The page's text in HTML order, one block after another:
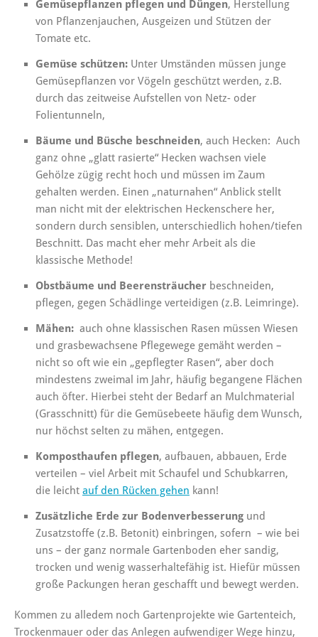
Gemüsepflanzen pflegen und Düngen, Herstellung
von Pflanzenjauchen, Ausgeizen und Stützen der
Tomate etc.
Gemüse schützen: Unter Umständen müssen junge
Gemüsepflanzen vor Vögeln geschützt werden, z.B.
durch das zeitweise Aufstellen von Netz- oder
Folientunneln,
Bäume und Büsche beschneiden, auch Hecken: Auch
ganz ohne „glatt rasierte“ Hecken wachsen viele
Gehölze zügig recht hoch und müssen im Zaum
gehalten werden. Einen „naturnahen“ Anblick stellt
man nicht mit der elektrischen Heckenschere her,
sondern durch sensiblen, unterschiedlich hohen/tiefen
Beschnitt. Das macht eher mehr Arbeit als die
klassische Methode!
Obstbäume und Beerensträucher beschneiden,
pflegen, gegen Schädlinge verteidigen (z.B. Leimringe).
Mähen: auch ohne klassischen Rasen müssen Wiesen
und grasbewachsene Pflegewege gemäht werden –
nicht so oft wie ein „gepflegter Rasen“, aber doch
mindestens zweimal im Jahr, häufig begangene Flächen
auch öfter. Hierbei steht der Bedarf an Mulchmaterial
(Grasschnitt) für die Gemüsebeete häufig dem Wunsch,
nur höchst selten zu mähen, entgegen.
Komposthaufen pflegen, aufbauen, abbauen, Erde
verteilen – viel Arbeit mit Schaufel und Schubkarren,
die leicht auf den Rücken gehen kann!
Zusätzliche Erde zur Bodenverbesserung und
Zusatzstoffe (z.B. Betonit) einbringen, sofern – wie bei
uns – der ganz normale Gartenboden eher sandig,
trocken und wenig wasserhaltefähig ist. Hiefür müssen
große Packungen heran geschafft und bewegt werden.
Kommen zu alledem noch Gartenprojekte wie Gartenteich,
Trockenmauer oder das Anlegen aufwendiger Wege hinzu,